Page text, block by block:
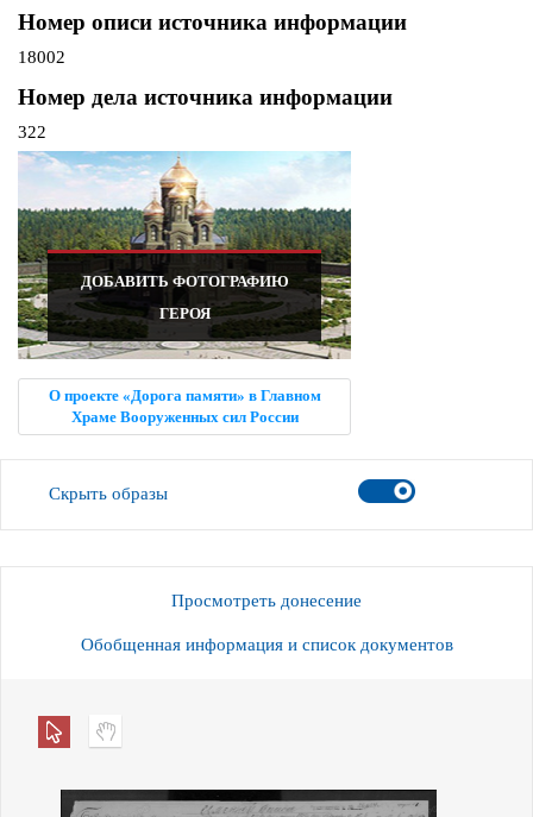
Номер описи источника информации
18002
Номер дела источника информации
322
ДОБАВИТЬ ФОТОГРАФИЮ
ГЕРОЯ
О проекте «Дорога памяти» в Главном
Храме Вооруженных сил России
Скрыть образы
Просмотреть донесение
Обобщенная информация и список документов